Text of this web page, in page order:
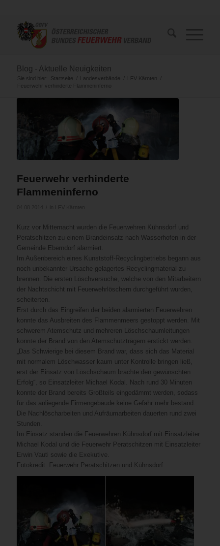
Blog - Aktuelle Neuigkeiten
Sie sind hier: Startseite / Landesverbände / LFV Kärnten
/
Feuerwehr verhinderte Flammeninferno
Feuerwehr verhinderte
Flammeninferno
Kurz vor Mitternacht wurden die Feuerwehren Kühnsdorf und
Peratschitzen zu einem Brandeinsatz nach Wasserhofen in der
Gemeinde Eberndorf alarmiert.
Im Außenbereich eines Kunststoff-Recyclingbetriebs begann aus
noch unbekannter Ursache gelagertes Recyclingmaterial zu
brennen. Die ersten Löschversuche, welche von den Mitarbeitern
der Nachtschicht mit Feuerwehrlöschern durchgeführt wurden,
scheiterten.
Erst durch das Eingreifen der beiden alarmierten Feuerwehren
konnte das Ausbreiten des Flammenmeers gestoppt werden. Mit
schwerem Atemschutz und mehreren Löschschaumleitungen
konnte der Brand von den Atemschutzträgern erstickt werden.
„Das Schwierige bei diesem Brand war, dass sich das Material
mit normalem Löschwasser kaum unter Kontrolle bringen ließ,
erst der Einsatz von Löschschaum brachte den gewünschten
Erfolg“, so Einsatzleiter Michael Kodal. Nach rund 30 Minuten
konnte der Brand bereits Großteils eingedämmt werden, sodass
für das anliegende Firmengebäude keine Gefahr mehr bestand.
Die Nachlöscharbeiten und Aufräumarbeiten dauerten rund zwei
Stunden.
Im Einsatz standen die Feuerwehren Kühnsdorf mit Einsatzleiter
Michael Kodal und die Feuerwehr Peratschitzen mit Einsatzleiter
Erwin Vauti sowie die Exekutive.
Fotokredit: Feuerwehr Peratschitzen und Kühnsdorf